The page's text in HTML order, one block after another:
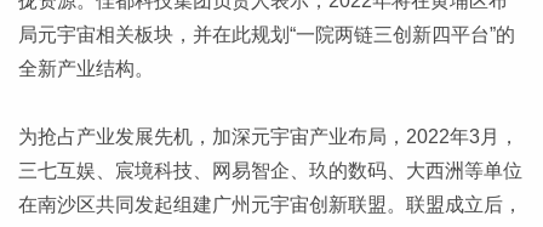
局元宇宙相关板块，并在此规划“一院两链三创新四平台”的
全新产业结构。
为抢占产业发展先机，加深元宇宙产业布局，2022年3月，
三七互娱、宸境科技、网易智企、玖的数码、大西洲等单位
在南沙区共同发起组建广州元宇宙创新联盟。联盟成立后，